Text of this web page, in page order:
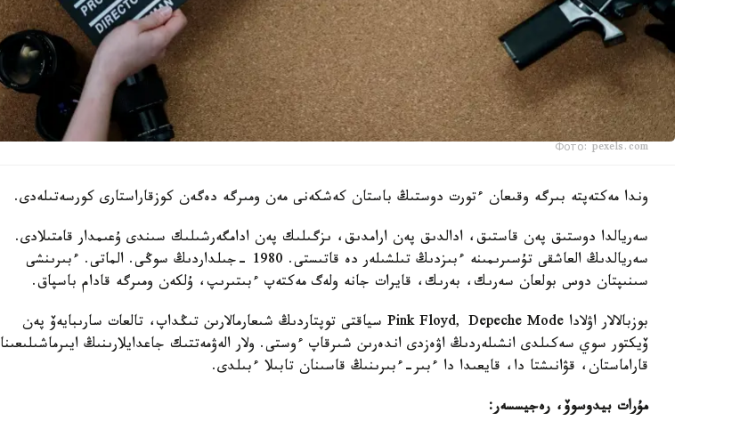
Фото: pexels.com
وندا مەكتەپتە بىرگە وقىعان ءتورت دوستىڭ باستان كەشكەنى مەن ومىرگە دەگەن كوزقاراستارى كورسەتىلەدى.
سەريالدا دوستىق پەن قاستىق، ادالدىق پەن ارامدىق، ىزگىلىك پەن ادامگەرشىلىك سىندى ۇعىمدار قامتىلادى.
سەريالدىڭ العاشقى تۇسىرىمىنە ءبىزدىڭ تىلشىلەر دە قاتىستى. 1980 -جىلداردىڭ سوڭى. الماتى. ءبىرىنشى
سىنىپتان دوس بولعان سەرىك، بەرىك، قايرات جانە ولەگ مەكتەپ ءبىتىرىپ، ۇلكەن ومىرگە قادام باسپاق.
بوزبالالار اۋلادا Pink Floyd, Depeche Mode سياقتى توپتاردىڭ شىعارمالارىن تىڭداپ، تالعات سارىبايەۆ پەن
ۆيكتور سوي سەكىلدى انشىلەردىڭ اۋەزدى اندەرىن شىرقاپ ءوستى. ولار الەۋمەتتىك جاعدايلارىنىڭ ايىرماشىلىعىنا
قاراماستان، قۋانىشتا دا، قايعىدا دا ءبىر-ءبىرىنىڭ قاسىنان تابىلا ءبىلدى.
مۇرات بيدوسوۆ، رەجيسسەر: